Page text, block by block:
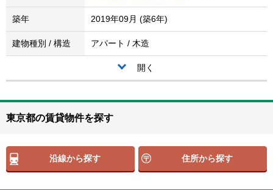
築年 2019年09月 (築6年)
建物種別 / 構造 アパート / 木造
開く
東京都の賃貸物件を探す
沿線から探す 住所から探す